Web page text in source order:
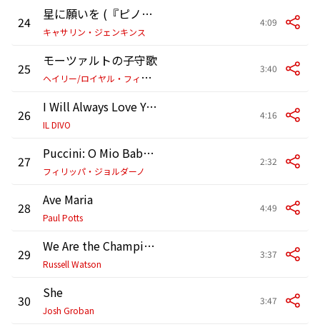
24 星に願いを (『ピノキオ』より)
キャサリン・ジェンキンス
4:09
25
モーツァルトの子守歌
ヘ
イリー/ロイヤル・フィルハーモニー管弦楽団/Brett James
3:40
26 I Will Always Love You
IL DIVO
4:16
27 Puccini: O Mio Babbino Caro
フィリッパ・ジョルダーノ
2:32
28 Ave Maria
Paul Potts
4:49
29 We Are the Champions
Russell Watson
3:37
30 She
Josh Groban
3:47